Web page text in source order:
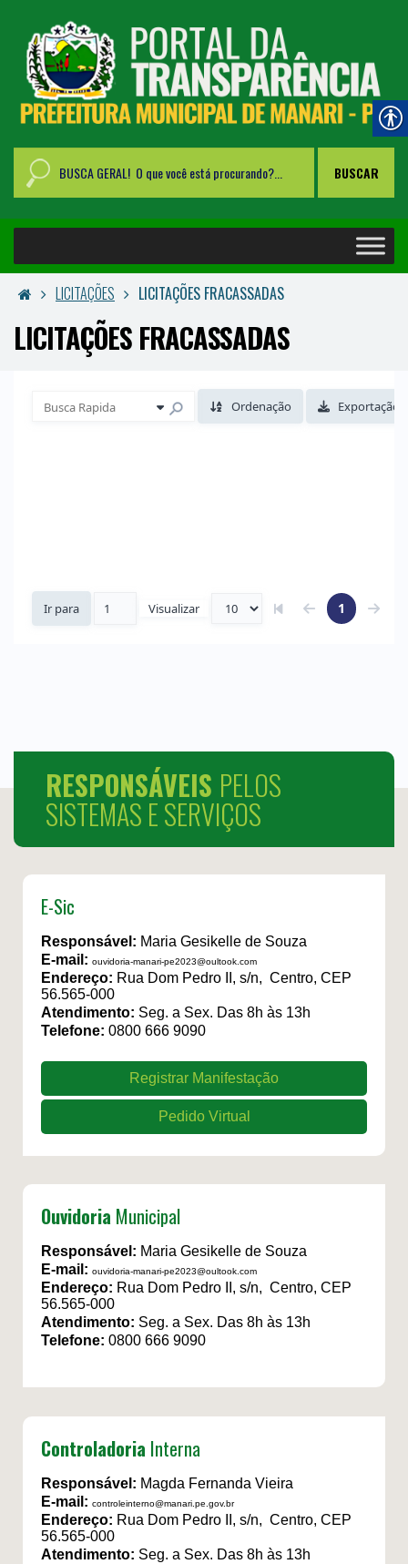
LICITAÇÕES LICITAÇÕES FRACASSADAS
LICITAÇÕES FRACASSADAS
RESPONSÁVEIS PELOS
SISTEMAS E SERVIÇOS
E-Sic
Responsável: Maria Gesikelle de Souza
E-mail: ouvidoria-manari-pe2023@oultook.com
Endereço: Rua Dom Pedro II, s/n, Centro, CEP
56.565-000
Atendimento: Seg. a Sex. Das 8h às 13h
Telefone: 0800 666 9090
Registrar Manifestação
Pedido Virtual
Ouvidoria Municipal
Responsável: Maria Gesikelle de Souza
E-mail: ouvidoria-manari-pe2023@oultook.com
Endereço: Rua Dom Pedro II, s/n, Centro, CEP
56.565-000
Atendimento: Seg. a Sex. Das 8h às 13h
Telefone: 0800 666 9090
Controladoria Interna
Responsável: Magda Fernanda Vieira
E-mail: controleinterno@manari.pe.gov.br
Endereço: Rua Dom Pedro II, s/n, Centro, CEP
56.565-000
Atendimento: Seg. a Sex. Das 8h às 13h